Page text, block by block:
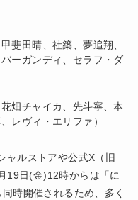
斐田晴、社築、夢追翔、
ーガンディ、セラフ・ダ
畑チャイカ、先斗寧、本
レヴィ・エリファ）
ャルストアや公式X（旧
19日(金)12時からは「に
時開催されるため、多く